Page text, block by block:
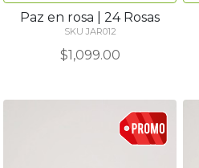
Paz en rosa | 24 Rosas
SKU JAR012
$1,099.00